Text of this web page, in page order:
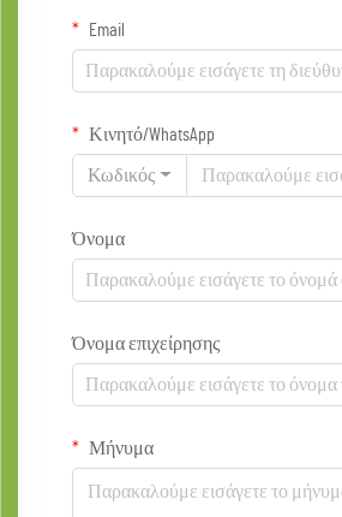
Email
Κινητό/WhatsApp
Κωδικός
Όνομα
Όνομα επιχείρησης
Μήνυμα